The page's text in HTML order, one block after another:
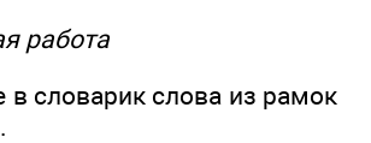
работа
словарик слова из рамок